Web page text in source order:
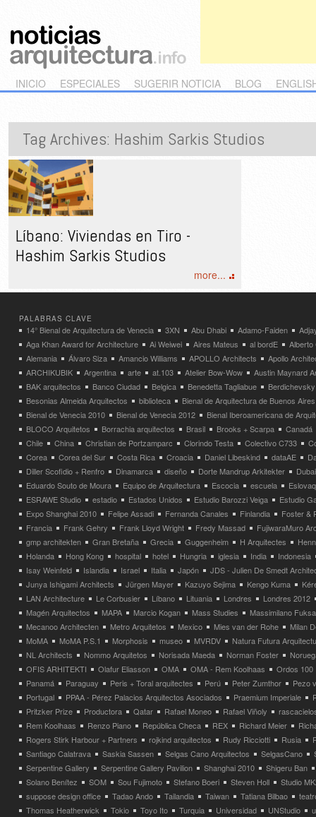
Main menu
Skip to primary content
Skip to secondary content
INICIO ESPECIALES SUGERIR NOTICIA BLOG
Tag Archives: Hashim Sarkis Studios
Líbano: Viviendas en Tiro -
Hashim Sarkis Studios
more...
PALABRAS CLAVE
14° Bienal de Arquitectura de Venecia 3XN Abu Dhabi Adamo-Faiden
Aga Khan Award for Architecture
Ai Weiwei Aires Mateus al bordE
Alberto
Alemania
Álvaro Siza Amancio Williams APOLLO Architects
Apollo
ARCHIKUBIK
Argentina arte at.103 Atelier Bow-Wow
Austin Maynard
BAK arquitectos
Banco Ciudad Belgica Benedetta Tagliabue
Besonias Almeida Arquitectos
biblioteca
Bienal de Arquitectura de Buenos Aires
Bienal de Venecia 2010
Bienal de Venecia 2012
Bienal Iberoamericana de
BLOCO Arquitetos
Borrachia arquitectos Brasil Brooks + Scarpa
Canadá
Chile
China Christian de Portzamparc Clorindo Testa Colectivo C733
Corea
Corea del Sur Costa Rica Croacia Daniel Libeskind dataAE
Diller Scofidio + Renfro
Dinamarca diseño Dorte Mandrup Arkitekter
Dubai
Eduardo Souto de Moura
Equipo de Arquitectura Escocia escuela
ESRAWE Studio
estadio Estados Unidos Estudio Barozzi Veiga
Estudio
Expo Shanghai 2010
Felipe Assadi Fernanda Canales Finlandia
Foster &
Francia
Frank Gehry Frank Lloyd Wright Fredy Massad
FujiwaraMuro
gmp architekten
Gran Bretaña Grecia Guggenheim H Arquitectes
Holanda
Hong Kong hospital hotel Hungria iglesia India
Indonesia
Isay Weinfeld
Islandia Israel Italia Japón
JDS - Julien De Smedt
Junya Ishigami Architects
Jürgen Mayer Kazuyo Sejima Kengo Kuma
LAN Architecture
Le Corbusier Líbano Lituania Londres
Londres 2012
Magén Arquitectos
MAPA Marcio Kogan Mass Studies
Massimilano
Mecanoo Architecten
Metro Arquitetos Mexico Mies van der Rohe
Milan
MoMA
MoMA P.S.1 Morphosis museo MVRDV
Natura Futura
NL Architects
Nommo Arquitetos Norisada Maeda Norman Foster
OFIS ARHITEKTI
Olafur Eliasson OMA OMA - Rem Koolhaas
Ordos 100
Panamá
Paraguay Peris + Toral arquitectes Perú Peter Zumthor
Pezo
Portugal
PPAA - Pérez Palacios Arquitectos Asociados Praemium Imperiale
Pritzker Prize
Productora Qatar Rafael Moneo Rafael Viñoly
Rem Koolhaas
Renzo Piano República Checa REX Richard Meier
Rogers Stirk Harbour + Partners
rojkind arquitectos Rudy Ricciotti Rusia
Santiago Calatrava
Saskia Sassen Selgas Cano Arquitectos SelgasCano
Serpentine Gallery
Serpentine Gallery Pavilion Shanghai 2010
Shigeru Ban
Solano Benítez
SOM Sou Fujimoto Stefano Boeri Steven Holl
Studio
suppose design office
Tadao Ando Tailandia Taiwan Tatiana Bilbao
Thomas Heatherwick
Tokio Toyo Ito Turquia Universidad UNStudio